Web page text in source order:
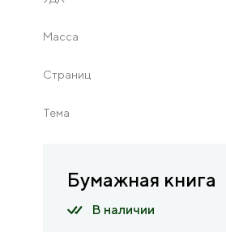
Масса
Страниц
Тема
Бумажная книга
В наличии